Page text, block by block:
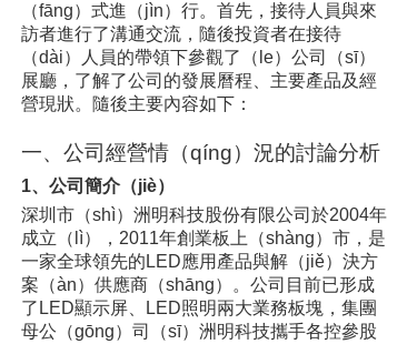
（fāng）式進（jìn）行。首先，接待人員與來
訪者進行了溝通交流，隨後投資者在接待
（dài）人員的帶領下參觀了（le）公司（sī）
展廳，了解了公司的發展曆程、主要產品及經
營現狀。隨後主要內容如下：
一、公司經營情（qíng）況的討論分析
1、公司簡介（jiè）
深圳市（shì）洲明科技股份有限公司於2004年
成立（lì），2011年創業板上（shàng）市，是
一家全球領先的LED應用產品與解（jiě）決方
案（àn）供應商（shāng）。公司目前已形成
了LED顯示屏、LED照明兩大業務板塊，集團
母公（gōng）司（sī）洲明科技攜手各控參股